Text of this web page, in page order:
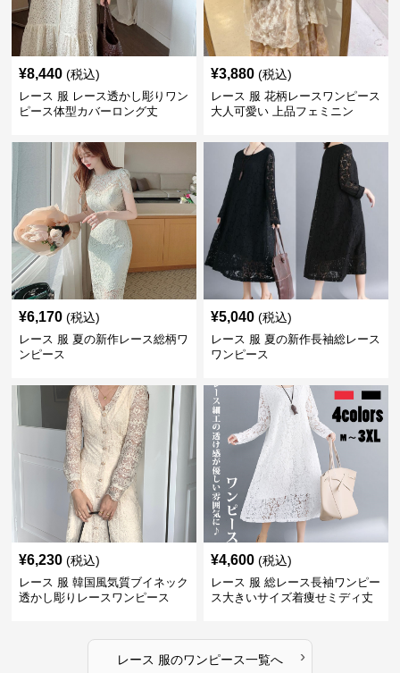
¥8,440 (税込)
レース 服 レース透かし彫りワン
ピース体型カバーロング丈
¥3,880 (税込)
レース 服 花柄レースワンピース
大人可愛い 上品フェミニン
¥6,170 (税込)
レース 服 夏の新作レース総柄ワ
ンピース
¥5,040 (税込)
レース 服 夏の新作長袖総レース
ワンピース
¥6,230 (税込)
レース 服 韓国風気質ブイネック
透かし彫りレースワンピース
¥4,600 (税込)
レース 服 総レース長袖ワンピー
ス大きいサイズ着痩せミディ丈
レース 服のワンピース一覧へ ›